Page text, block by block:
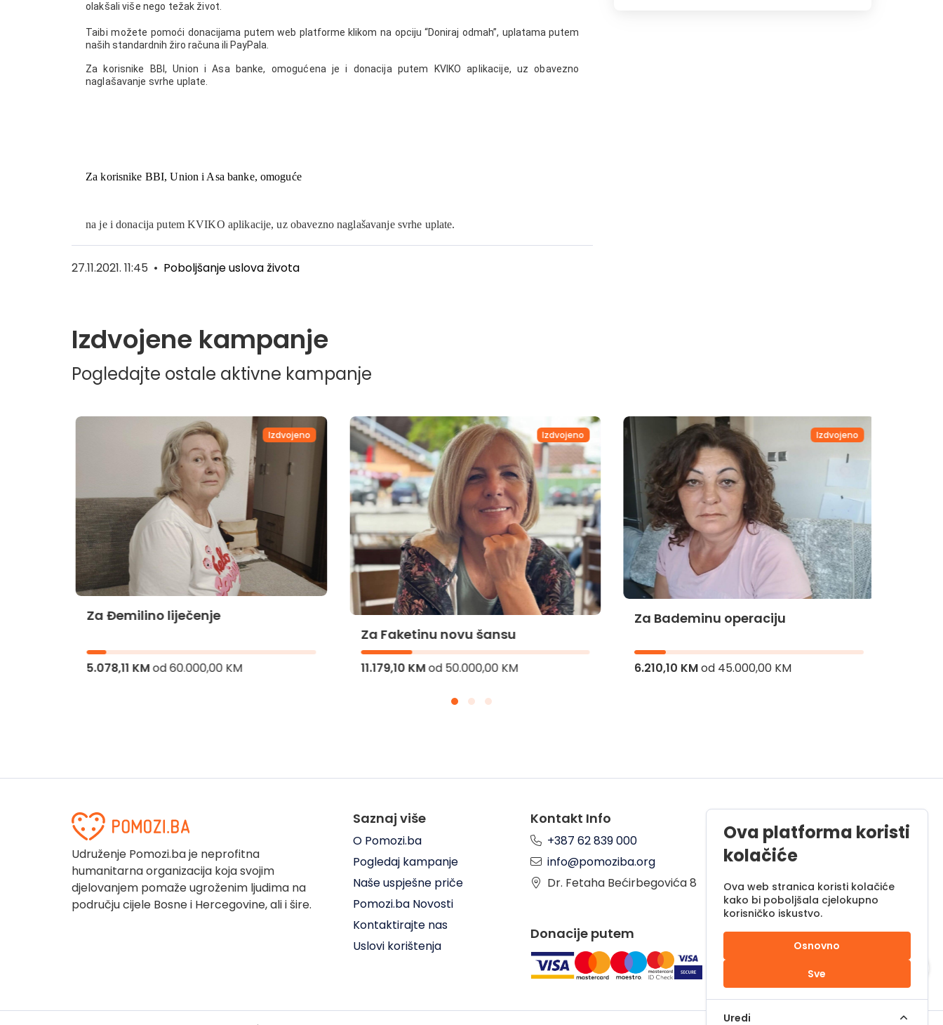
olakšali više nego težak život.
Taibi možete pomoći donacijama putem web platforme klikom na opciju “Doniraj odmah”, uplatama putem
naših standardnih žiro računa ili PayPala.
Za korisnike BBI, Union i Asa banke, omogućena je i donacija putem KVIKO aplikacije, uz obavezno
naglašavanje svrhe uplate.
Za korisnike BBI, Union i Asa banke, omoguće
na je i donacija putem KVIKO aplikacije, uz obavezno naglašavanje svrhe uplate.
27.11.2021. 11:45 • Poboljšanje uslova života
Izdvojene kampanje
Pogledajte ostale aktivne kampanje
Izdvojeno
Za Đemilino liječenje
5.078,11 KMod60.000,00 KM
Izdvojeno
Za Faketinu novu šansu
11.179,10 KMod50.000,00 KM
Izdvojeno
Za Bademinu operaciju
6.210,10 KMod45.000,00 KM
Udruženje Pomozi.ba je neprofitna
humanitarna organizacija koja svojim
djelovanjem pomaže ugroženim ljudima na
području cijele Bosne i Hercegovine, ali i šire.
Saznaj više
O Pomozi.ba
Pogledaj kampanje
Naše uspješne priče
Pomozi.ba Novosti
Kontaktirajte nas
Uslovi korištenja
Kontakt Info
+387 62 839 000
info@pomoziba.org
Dr. Fetaha Bećirbegovića 8
Pon - Pet od 08 do 17h
Sub od 10 do 17h
Nedjelja - neradni dan
Donacije putem
Ova platforma koristi
kolačiće
Ova web stranica koristi kolačiće
kako bi poboljšala cjelokupno
korisničko iskustvo.
Osnovno
Sve
Uredi